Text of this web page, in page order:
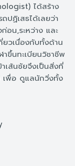
ได้สร้าง
ปฏิเสธได้เลยว่า
อน,ระหว่าง และ
ยวเนื่องกับทั้งด้าน
ขึ้นทะเบียนวิชาชีพ
เส้นชัยจึงเป็นสิ่งที่
เพื่อ ดูแลนักวิ่งทั้ง